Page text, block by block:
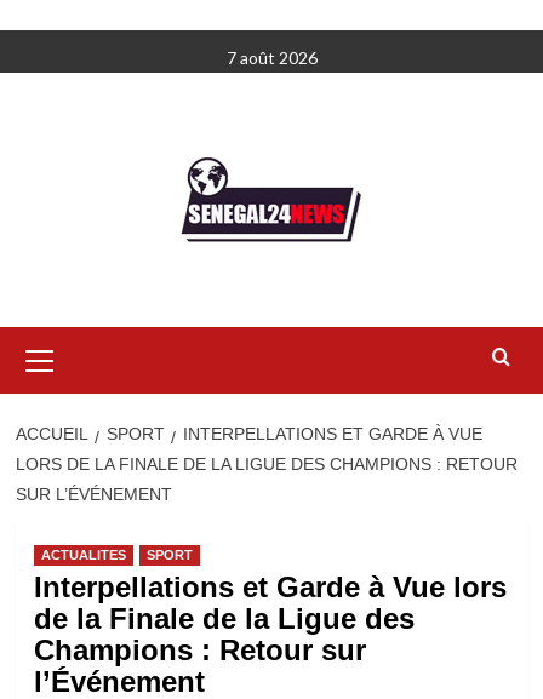
au
7 août 2026
principal
ACCUEIL SPORT
INTERPELLATIONS ET GARDE À VUE
LORS DE LA FINALE DE LA LIGUE DES CHAMPIONS : RETOUR
SUR L’ÉVÉNEMENT
ACTUALITES SPORT
Interpellations et Garde à Vue lors
de la Finale de la Ligue des
Champions : Retour sur
l’Événement